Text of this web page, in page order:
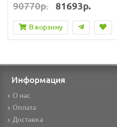
90770р. 81693р.
В корзину
Информация
О нас
Оплата
Доставка